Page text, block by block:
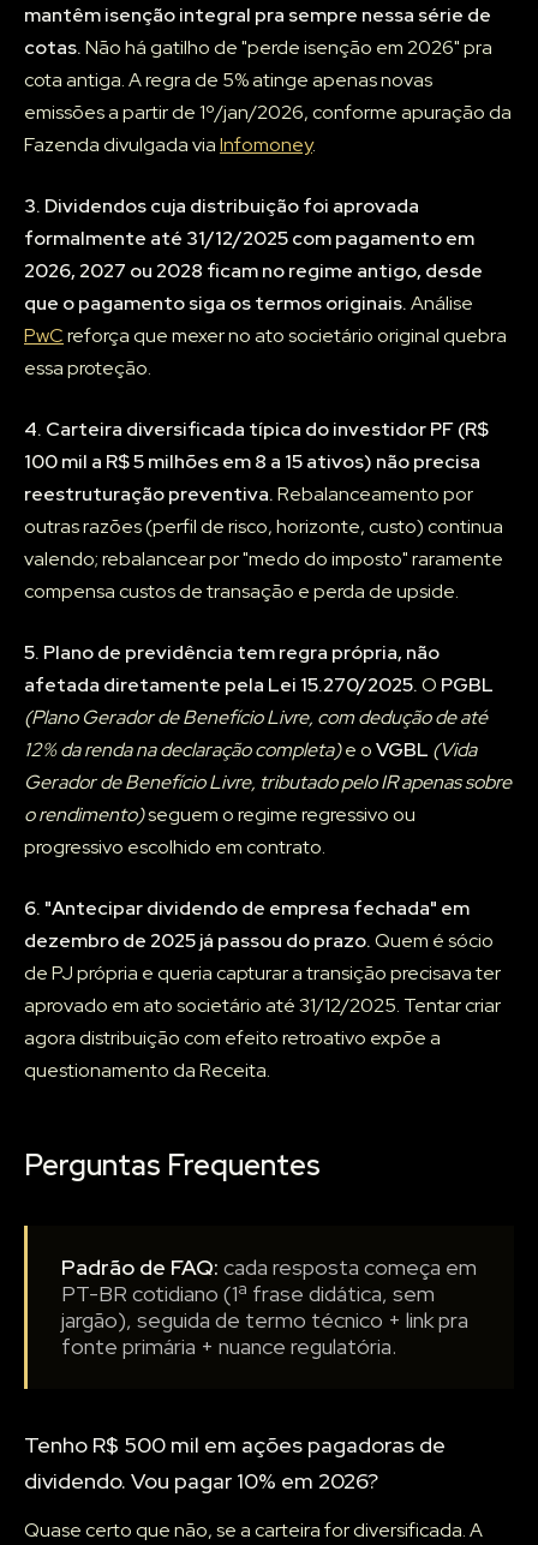
mantêm isenção integral pra sempre nessa série de
cotas.Não há gatilho de "perde isenção em 2026" pra
cota antiga. A regra de 5% atinge apenas novas
emissões a partir de 1º/jan/2026, conforme apuração da
Fazenda divulgada viaInfomoney.
3. Dividendos cuja distribuição foi aprovada
formalmente até 31/12/2025 com pagamento em
2026, 2027 ou 2028 ficam no regime antigo, desde
que o pagamento siga os termos originais.Análise
PwCreforça que mexer no ato societário original quebra
essa proteção.
4. Carteira diversificada típica do investidor PF (R$
100 mil a R$ 5 milhões em 8 a 15 ativos) não precisa
reestruturação preventiva.Rebalanceamento por
outras razões (perfil de risco, horizonte, custo) continua
valendo; rebalancear por "medo do imposto" raramente
compensa custos de transação e perda de upside.
5. Plano de previdência tem regra própria, não
afetada diretamente pela Lei 15.270/2025.O PGBL
(Plano Gerador de Benefício Livre, com dedução de até
12% da renda na declaração completa)e oVGBL (Vida
Gerador de Benefício Livre, tributado pelo IR apenas sobre
o rendimento)seguem o regime regressivo ou
progressivo escolhido em contrato.
6. "Antecipar dividendo de empresa fechada" em
dezembro de 2025 já passou do prazo.Quem é sócio
de PJ própria e queria capturar a transição precisava ter
aprovado em ato societário até 31/12/2025. Tentar criar
agora distribuição com efeito retroativo expõe a
questionamento da Receita.
Perguntas Frequentes
Padrão de FAQ: cada resposta começa em
PT-BR cotidiano (1ª frase didática, sem
jargão), seguida de termo técnico + link pra
fonte primária + nuance regulatória.
Tenho R$ 500 mil em ações pagadoras de
dividendo. Vou pagar 10% em 2026?
Quase certo que não, se a carteira for diversificada. A